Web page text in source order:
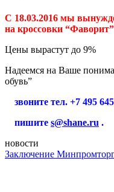
C 18.03.2016 мы
на кроссовки
Цены вырастут до 9%
Надеемся на Ваше
обувь”
звоните тел. +7 495
пишите s@shane.ru .
новости
Заключение